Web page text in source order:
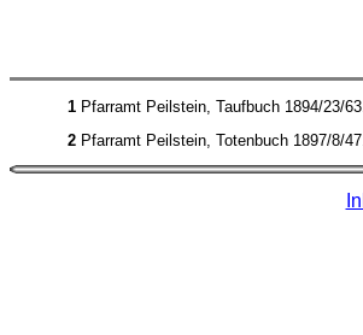
1 Pfarramt Peilstein, Taufbuch 1894/23/63.
2 Pfarramt Peilstein, Totenbuch 1897/8/